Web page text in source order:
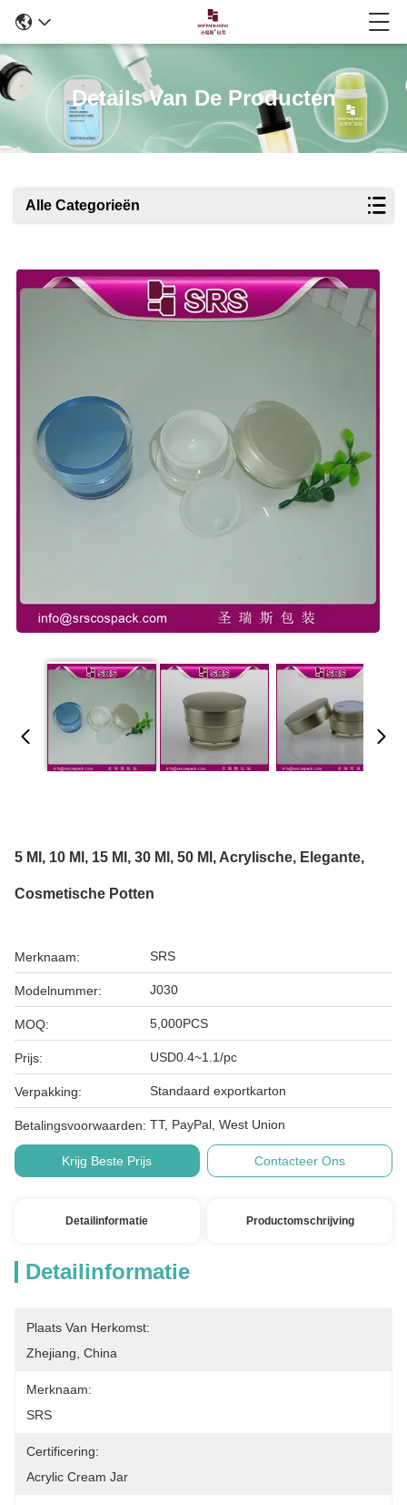
Details Van De Producten
Alle Categorieën
5 Ml, 10 Ml, 15 Ml, 30 Ml, 50 Ml, Acrylische, Elegante,
Cosmetische Potten
Merknaam: SRS
Modelnummer: J030
MOQ: 5,000PCS
Prijs: USD0.4~1.1/pc
Verpakking: Standaard exportkarton
Betalingsvoorwaarden: TT, PayPal, West Union
Krijg Beste Prijs Contacteer Ons
Detailinformatie Productomschrijving
Detailinformatie
Plaats Van Herkomst:
Zhejiang, China
Merknaam:
SRS
Certificering:
Acrylic Cream Jar